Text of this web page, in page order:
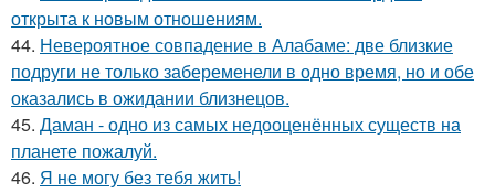
открыта к новым отношениям.
44. Невероятное совпадение в Алабаме: две близкие
подруги не только забеременели в одно время, но и обе
оказались в ожидании близнецов.
45. Даман - одно из самых недооценённых существ на
планете пожалуй.
46. Я не могу без тебя жить!